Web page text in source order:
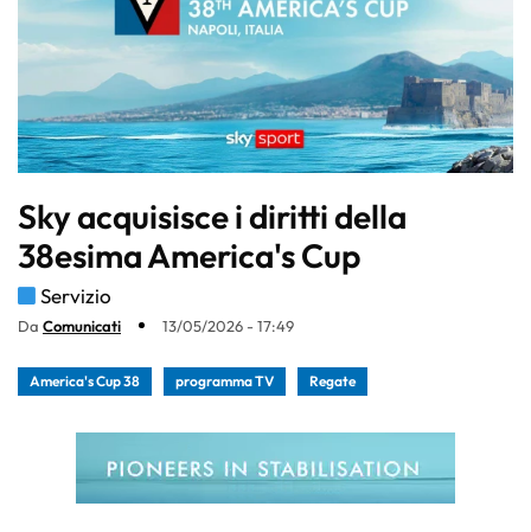
Sky acquisisce i diritti della
38esima America's Cup
Servizio
Da Comunicati 13/05/2026 - 17:49
America's Cup 38 programma TV Regate